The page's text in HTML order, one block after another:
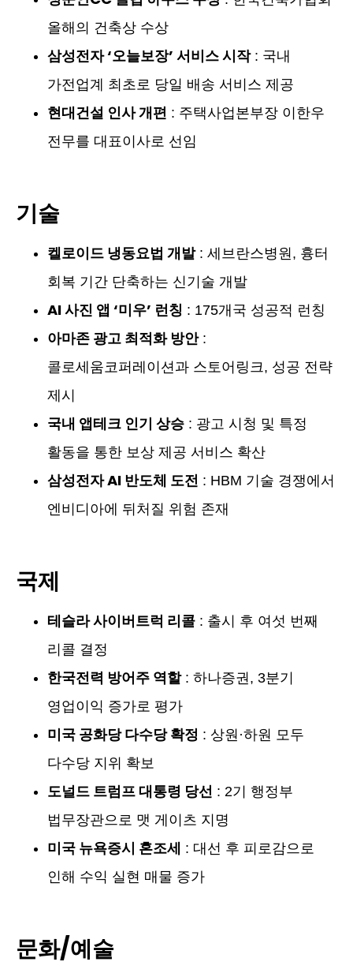
올해의 건축상 수상
삼성전자 ‘오늘보장’ 서비스 시작: 국내
가전업계 최초로 당일 배송 서비스 제공
현대건설 인사 개편 : 주택사업본부장 이한우
전무를 대표이사로 선임
기술
켈로이드 냉동요법 개발: 세브란스병원, 흉터
회복 기간 단축하는 신기술 개발
AI 사진 앱 ‘미우’ 런칭 : 175개국 성공적 런칭
아마존 광고 최적화 방안:
콜로세움코퍼레이션과 스토어링크, 성공 전략
제시
국내 앱테크 인기 상승 : 광고 시청 및 특정
활동을 통한 보상 제공 서비스 확산
삼성전자 AI 반도체 도전 : HBM 기술 경쟁에서
엔비디아에 뒤처질 위험 존재
국제
테슬라 사이버트럭 리콜 : 출시 후 여섯 번째
리콜 결정
한국전력 방어주 역할: 하나증권, 3분기
영업이익 증가로 평가
미국 공화당 다수당 확정 : 상원·하원 모두
다수당 지위 확보
도널드 트럼프 대통령 당선 : 2기 행정부
법무장관으로 맷 게이츠 지명
미국 뉴욕증시 혼조세 : 대선 후 피로감으로
인해 수익 실현 매물 증가
문화/예술